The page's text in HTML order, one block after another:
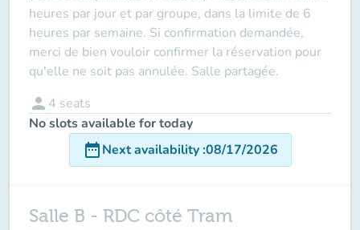
heures par jour et par groupe, dans la limite de 6
heures par semaine. Si confirmation demandée,
merci de bien vouloir confirmer la réservation pour
qu'elle ne soit pas annulée. Salle partagée.
person 4 seats
No slots available for today
date_rangeNext availability:08/17/2026
Salle B - RDC côté Tram